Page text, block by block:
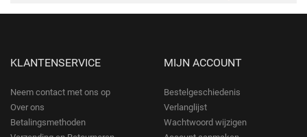
KLANTENSERVICE
Neem contact met ons op
Over ons
Betalingsmethoden
MIJN ACCOUNT
Bestelgeschiedenis
Verlanglijst
Wachtwoord wijzigen